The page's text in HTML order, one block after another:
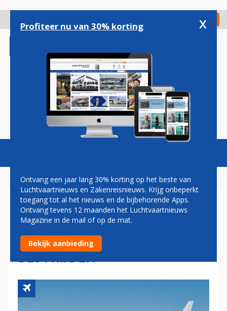
gaan
Check in
Magazine Podcasts Vacatures
JAL WIL NOG DEZE MAAND
2,5 MILJARD EURO LENEN
OM CORONAEFFECTEN TE
BESTRIJDEN
Profiteer nu van 30% korting x
Ontvang een jaar lang 30% korting op het beste van
Luchtvaartnieuws en Zakenreisnieuws. Krijg onbeperkt
toegang tot al het nieuws en de bijbehorende Apps.
Ontvang tevens 12 maanden het Luchtvaartnieuws
Magazine in de mail of op de mat.
Bekijk aanbieding